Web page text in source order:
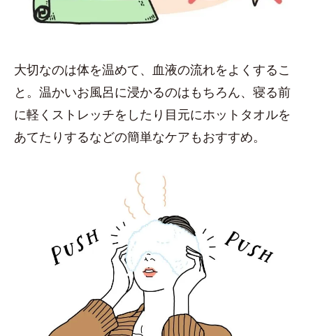
大切なのは体を温めて、血液の流れをよくするこ
と。温かいお風呂に浸かるのはもちろん、寝る前
に軽くストレッチをしたり目元にホットタオルを
あてたりするなどの簡単なケアもおすすめ。